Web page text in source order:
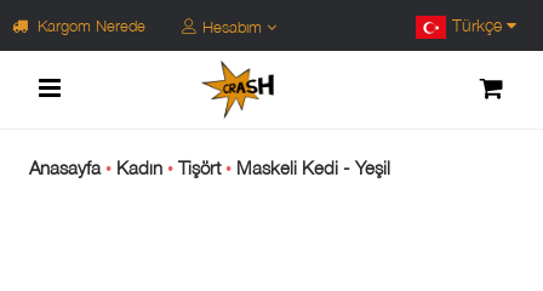
Türkçe
Kargom Nerede Hesabım
Anasayfa Kadın Tişört Maskeli Kedi - Yeşil